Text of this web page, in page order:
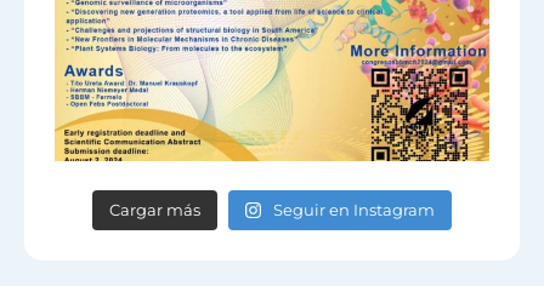
Cargar más Seguir en Instagram